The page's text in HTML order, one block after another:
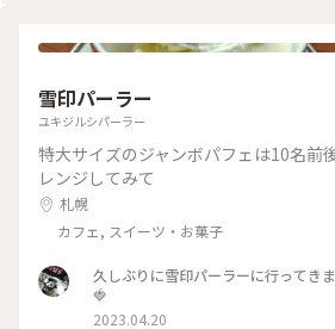
雪印パーラー
ユキジルシパーラー
特大サイズのジャンボパフェは10名前
レンジしてみて
札幌
カフェ, スイーツ・お菓子
久しぶりに雪印パーラーに行ってき
🍓
2023.04.20